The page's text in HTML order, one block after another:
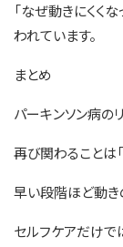
「なぜ動きにくく
われています。
まとめ
パーキンソン病の
再び関わることは
早い段階ほど動
セルフケアだけ